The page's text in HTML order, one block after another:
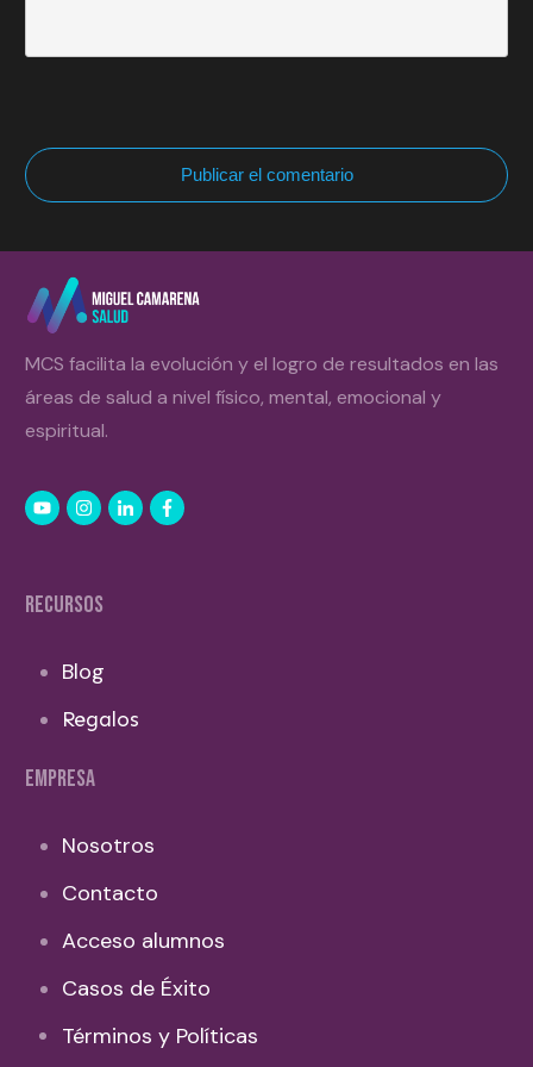
Publicar el comentario
MCS facilita la evolución y el logro de resultados en las
áreas de salud a nivel físico, mental, emocional y
espiritual.
RECURSOS
Blog
Regalos
EMPRESA
Nosotros
Contacto
Acceso alumnos
Casos de Éxito
Términos y Políticas